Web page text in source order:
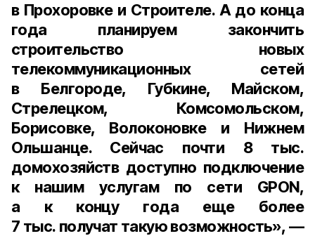
в Прохоровке и Строителе. А до конца
года планируем закончить
строительство новых
телекоммуникационных сетей
в Белгороде, Губкине, Майском,
Стрелецком, Комсомольском,
Борисовке, Волоконовке и Нижнем
Ольшанце. Сейчас почти 8 тыс.
домохозяйствдоступно подключение
к нашим услугам по сети GPON,
а к концу года еще более
7 тыс. получат такую возможность», —